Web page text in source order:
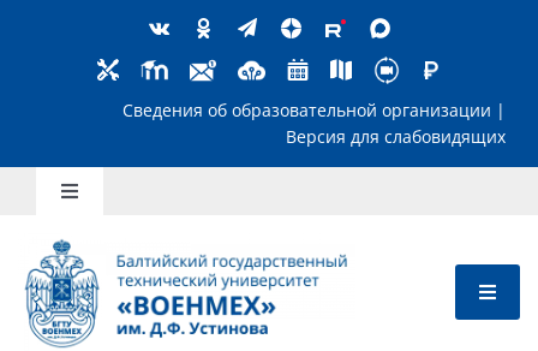
Сведения об образовательной
Toggle
Школьникам
Абитуриентам